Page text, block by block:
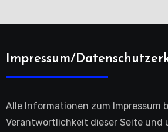
Impressum/
Alle Informationen zum Impressum
Verantwortlichkeit dieser Seite und